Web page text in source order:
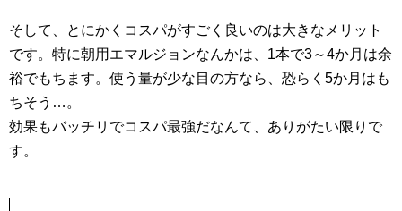
そして、とにかくコスパがすごく良いのは大きなメリット
です。特に朝用エマルジョンなんかは、1本で3～4か月は余
裕でもちます。使う量が少な目の方なら、恐らく5か月はも
ちそう…。
効果もバッチリでコスパ最強だなんて、ありがたい限りで
す。